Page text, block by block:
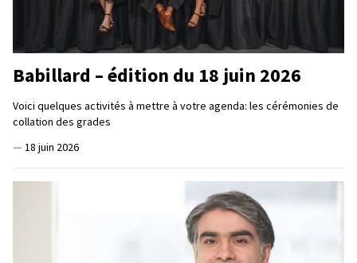
Babillard – édition du 18 juin 2026
Voici quelques activités à mettre à votre agenda: les cérémonies de
collation des grades
— 18 juin 2026